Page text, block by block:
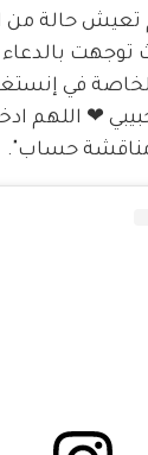
تعيش حالة
توجهت
في
❤ اللهم
مناقشة حساب".